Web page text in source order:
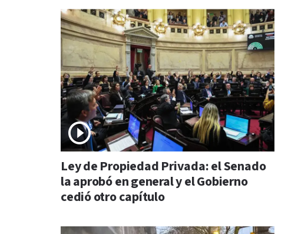
Ley de Propiedad Privada: el Senado
la aprobó en general y el Gobierno
cedió otro capítulo